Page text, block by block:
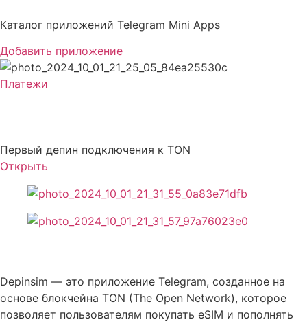
к
Каталог приложений Telegram Mini Apps
Добавить приложение
Платежи
Первый депин подключения к TON
Открыть
Depinsim — это приложение Telegram, созданное на
основе блокчейна TON (The Open Network), которое
позволяет пользователям покупать eSIM и пополнять